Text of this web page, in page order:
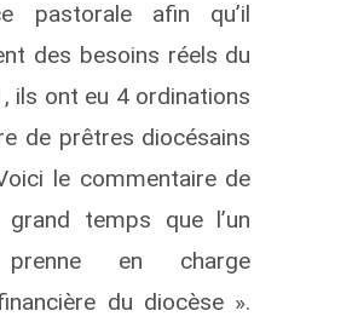
pastorale afin qu’il
des besoins réels du
ils ont eu 4 ordinations
de prêtres diocésains
le commentaire de
temps que l’un
en charge
du diocèse ».